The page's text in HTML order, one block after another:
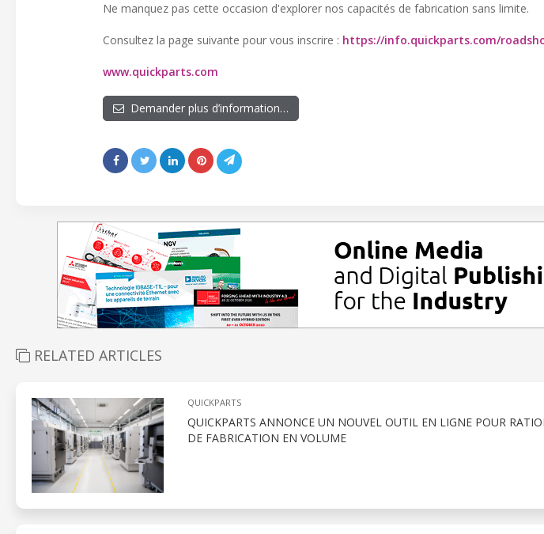
Ne manquez pas cette occasion d'explorer nos capacités de fabrication sans limite.
Consultez la page suivante pour vous inscrire : https://info.quickparts.com/
www.quickparts.com
Demander plus d’information…
RELATED ARTICLES
QUICKPARTS
QUICKPARTS ANNONCE UN NOUVEL OUTIL EN LIGNE POUR
DE FABRICATION EN VOLUME